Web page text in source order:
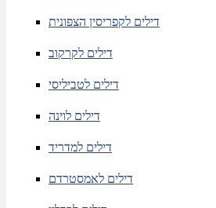
דילים לקפריסין הצפונית
דילים לקרקוב
דילים לטביליסי
דילים לוינה
דילים למדריד
דילים לאמסטרדם